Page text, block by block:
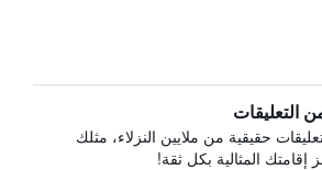
التعليقات
حقيقية من ملايين النزلاء، مثلك
إقامتك المثالية بكل ثقة!